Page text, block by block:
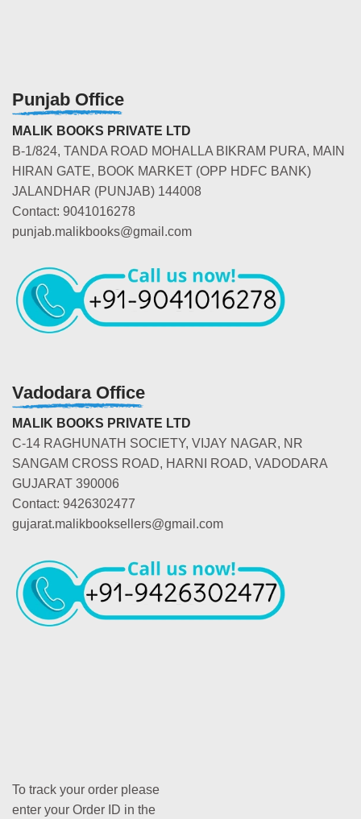
Punjab Office
MALIK BOOKS PRIVATE LTD
B-1/824, TANDA ROAD MOHALLA BIKRAM PURA, MAIN
HIRAN GATE, BOOK MARKET (OPP HDFC BANK)
JALANDHAR (PUNJAB) 144008
Contact: 9041016278
punjab.malikbooks@gmail.com
Vadodara Office
MALIK BOOKS PRIVATE LTD
C-14 RAGHUNATH SOCIETY, VIJAY NAGAR, NR
SANGAM CROSS ROAD, HARNI ROAD, VADODARA
GUJARAT 390006
Contact: 9426302477
gujarat.malikbooksellers@gmail.com
To track your order please
enter your Order ID in the